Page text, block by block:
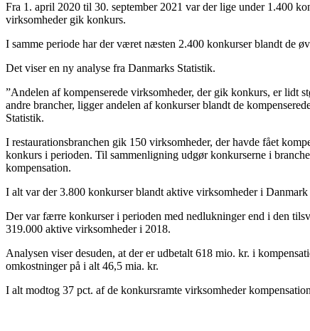
Fra 1. april 2020 til 30. september 2021 var der lige under 1.400
virksomheder gik konkurs.
I samme periode har der været næsten 2.400 konkurser blandt de
Det viser en ny analyse fra Danmarks Statistik.
”Andelen af kompenserede virksomheder, der gik konkurs, er lidt
andre brancher, ligger andelen af konkurser blandt de
Statistik.
I restaurationsbranchen gik 150 virksomheder, der havde fået
konkurs i perioden. Til sammenligning udgør konkurserne i
kompensation.
I alt var der 3.800 konkurser blandt aktive virksomheder i
Der var færre konkurser i perioden med nedlukninger end i den
319.000 aktive virksomheder i 2018.
Analysen viser desuden, at der er udbetalt 618 mio. kr. i
omkostninger på i alt 46,5 mia. kr.
I alt modtog 37 pct. af de konkursramte virksomheder